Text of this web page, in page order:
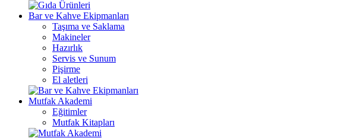
Bar ve Kahve Ekipmanları
Taşıma ve Saklama
Makineler
Hazırlık
Servis ve Sunum
Pişirme
El aletleri
Mutfak Akademi
Eğitimler
Mutfak Kitapları